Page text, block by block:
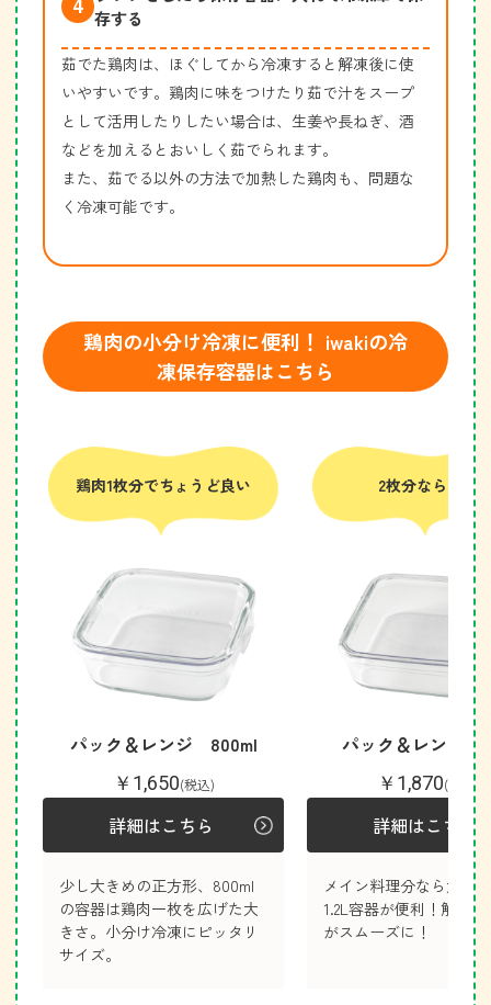
存する
茹でた鶏肉は、ほぐしてから冷凍すると解凍後に使
いやすいです。鶏肉に味をつけたり茹で汁をスープ
として活用したりしたい場合は、生姜や長ねぎ、酒
などを加えるとおいしく茹でられます。
また、茹でる以外の方法で加熱した鶏肉も、問題な
く冷凍可能です。
鶏肉の小分け冷凍に便利！ iwakiの冷
凍保存容器はこちら
鶏肉1枚分でちょうど良い
パック＆レンジ 800ml
￥1,650(税込)
詳細はこちら
少し大きめの正方形、800ml
の容器は鶏肉一枚を広げた大
きさ。小分け冷凍にピッタリ
サイズ。
2枚分ならコレ
パック＆レンジ
￥1,870(税込)
詳細はこちら
メイン料理分なら大容
1.2L容器が便利！解凍
がスムーズに！